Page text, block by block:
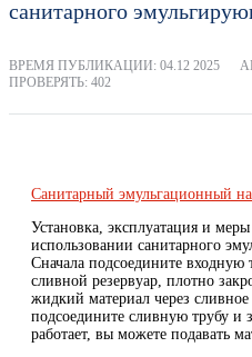
санитарного
ВРЕМЯ ПУБЛИКАЦИИ: 04.12 2025
ПРОВЕРЯТЬ: 402
Санитарный эмульгационный
Установка, эксплуатация и
использовании санитарного
Сначала подсоедините входную
сливной резервуар, плотно
жидкий материал через
подсоедините сливную трубу и
работает, вы можете подавать